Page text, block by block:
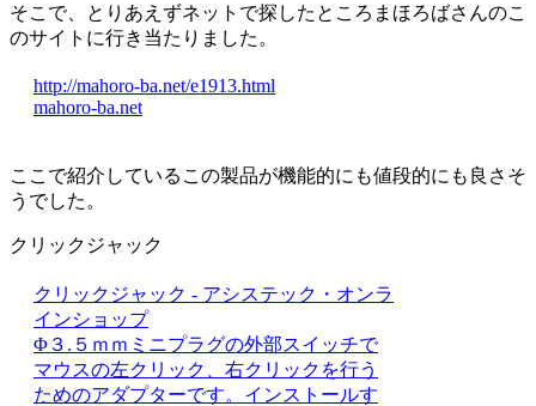
そこで、とりあえずネットで探したところまほろばさんのこ
のサイトに行き当たりました。
http://mahoro-ba.net/e1913.html
mahoro-ba.net
ここで紹介しているこの製品が機能的にも値段的にも良さそ
うでした。
クリックジャック
クリックジャック - アシステック・オンラ
インショップ
Φ３.５ｍｍミニプラグの外部スイッチで
マウスの左クリック、右クリックを行う
ためのアダプターです。インストールす